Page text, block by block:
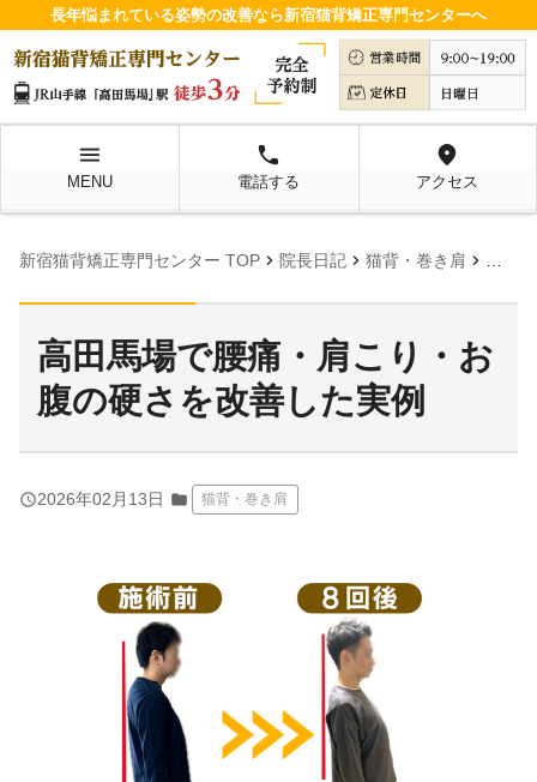
長年悩まれている姿勢の改善なら新宿猫背矯正専門センターへ
menu
MENU
local_phone
電話する
location_on
アクセス
新宿猫背矯正専門センター TOP chevron_right 院長日記 chevron_right 猫背・巻き肩 chevron_right
高田馬場で腰痛・肩こり・お
腹の硬さを改善した実例
query_builder2026年02月13日 folder 猫背・巻き肩